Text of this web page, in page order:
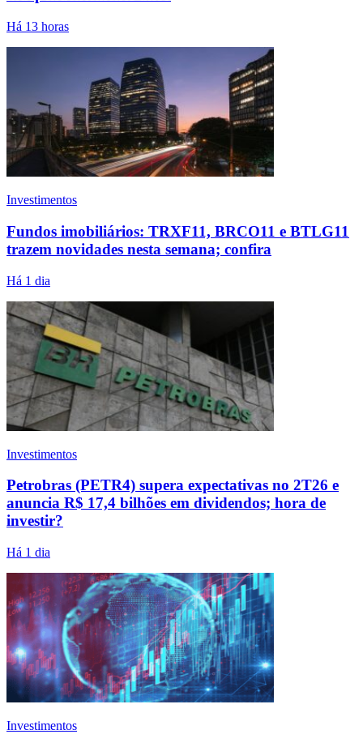
Há 13 horas
Investimentos
Fundos imobiliários: TRXF11, BRCO11 e BTLG11
trazem novidades nesta semana; confira
Há 1 dia
Investimentos
Petrobras (PETR4) supera expectativas no 2T26 e
anuncia R$ 17,4 bilhões em dividendos; hora de
investir?
Há 1 dia
Investimentos